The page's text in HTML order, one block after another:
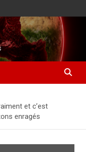
et c’est
enragés